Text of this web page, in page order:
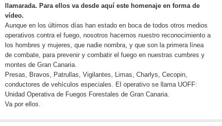
llamarada. Para ellos va desde aquí este homenaje en forma de
vídeo.
Aunque en los últimos días han estado en boca de todos otros medios
operativos contra el fuego, nosotros hacemos nuestro reconocimiento a
los hombres y mujeres, que nadie nombra, y que son la primera línea
de combate, para prevenir y combatir el fuego en nuestras cumbres y
montes de Gran Canaria.
Presas, Bravos, Patrullas, Vigilantes, Limas, Charlys, Cecopin,
conductores de vehículos especiales. El operativo se llama UOFF:
Unidad Operativa de Fuegos Forestales de Gran Canaria.
Va por ellos.